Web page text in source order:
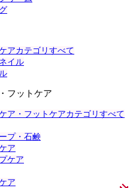
アカテゴリすべて
イル
フットケア
ア・フットケアカテゴリすべて
プ・石鹸
ア
ケア
ア